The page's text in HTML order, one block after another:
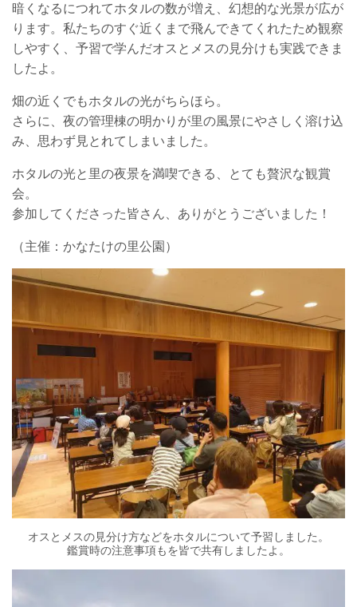
暗くなるにつれてホタルの数が増え、幻想的な光景が広が
ります。私たちのすぐ近くまで飛んできてくれたため観察
しやすく、予習で学んだオスとメスの見分けも実践できま
したよ。
畑の近くでもホタルの光がちらほら。
さらに、夜の管理棟の明かりが里の風景にやさしく溶け込
み、思わず見とれてしまいました。
ホタルの光と里の夜景を満喫できる、とても贅沢な観賞
会。
参加してくださった皆さん、ありがとうございました！
（主催：かなたけの里公園）
オスとメスの見分け方などをホタルについて予習しました。
鑑賞時の注意事項もを皆で共有しましたよ。